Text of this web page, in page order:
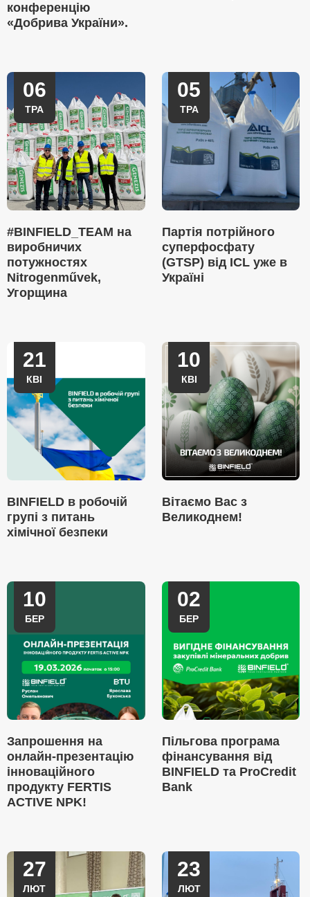
конференцію
«Добрива України».
06
ТРА
#BINFIELD_TEAM на
виробничих
потужностях
Nitrogenművek,
Угорщина
05
ТРА
Партія потрійного
суперфосфату
(GTSP) від ICL уже в
Україні
21
КВІ
BINFIELD в робочій
групі з питань
хімічної безпеки
10
КВІ
Вітаємо Вас з
Великоднем!
10
БЕР
Запрошення на
онлайн-презентацію
інноваційного
продукту FERTIS
ACTIVE NPK!
02
БЕР
Пільгова програма
фінансування від
BINFIELD та ProCredit
Bank
27
ЛЮТ
23
ЛЮТ